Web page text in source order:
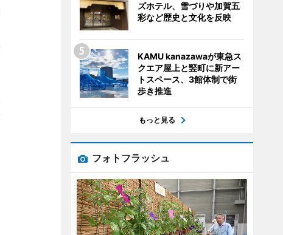
ズホテル、雪づりや加賀五
彩など歴史と文化を反映
KAMU kanazawaが東急ス
クエア屋上と竪町に新アー
トスペース、3館体制で街
歩き推進
もっと見る
フォトフラッシュ